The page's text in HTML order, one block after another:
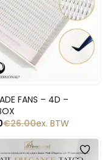
FANS – 4D –
€26.00ex. BTW